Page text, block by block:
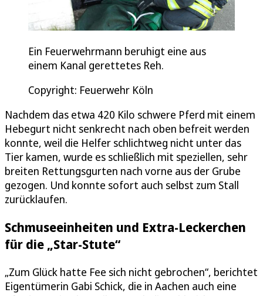
Ein Feuerwehrmann beruhigt eine aus
einem Kanal gerettetes Reh.
Copyright: Feuerwehr Köln
Nachdem das etwa 420 Kilo schwere Pferd mit einem
Hebegurt nicht senkrecht nach oben befreit werden
konnte, weil die Helfer schlichtweg nicht unter das
Tier kamen, wurde es schließlich mit speziellen, sehr
breiten Rettungsgurten nach vorne aus der Grube
gezogen. Und konnte sofort auch selbst zum Stall
zurücklaufen.
Schmuseeinheiten und Extra-Leckerchen
für die „Star-Stute“
„Zum Glück hatte Fee sich nicht gebrochen“, berichtet
Eigentümerin Gabi Schick, die in Aachen auch eine